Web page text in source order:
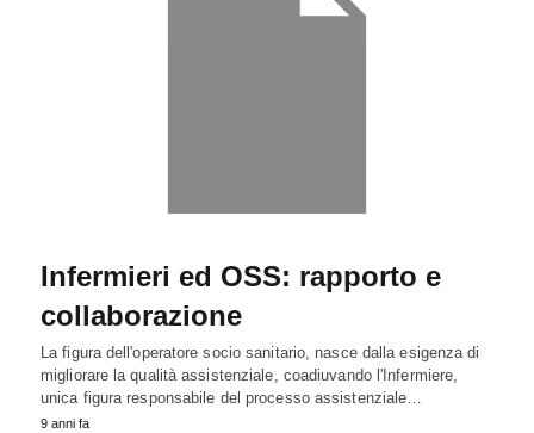
Infermieri ed OSS: rapporto e
collaborazione
La figura dell'operatore socio sanitario, nasce dalla esigenza di
migliorare la qualità assistenziale, coadiuvando l'Infermiere,
unica figura responsabile del processo assistenziale…
9 anni fa